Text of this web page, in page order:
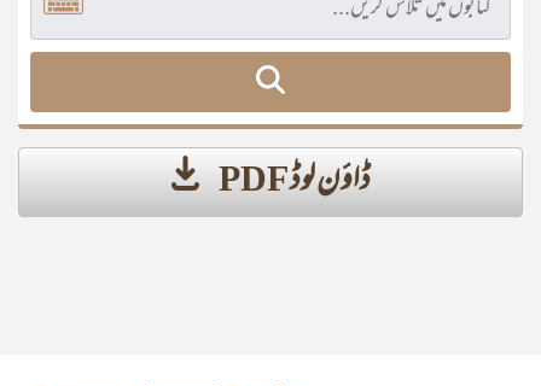
ڈاؤن لوڈ PDF